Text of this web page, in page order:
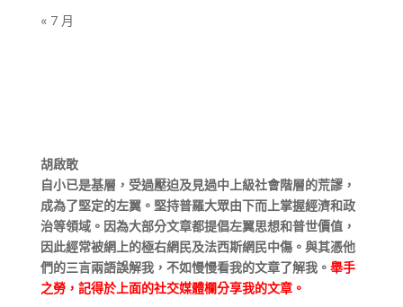
« 7 月
胡啟敢
自小已是基層，受過壓迫及見過中上級社會階層的荒謬，
成為了堅定的左翼。堅持普羅大眾由下而上掌握經濟和政
治等領域。因為大部分文章都提倡左翼思想和普世價值，
因此經常被網上的極右網民及法西斯網民中傷。與其憑他
們的三言兩語誤解我，不如慢慢看我的文章了解我。 舉手
之勞，記得於上面的社交媒體欄分享我的文章。